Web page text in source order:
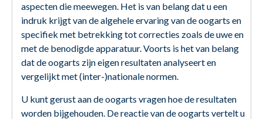
aspecten die meewegen. Het is van belang dat u een
indruk krijgt van de algehele ervaring van de oogarts en
specifiek met betrekking tot correcties zoals de uwe en
met de benodigde apparatuur. Voorts is het van belang
dat de oogarts zijn eigen resultaten analyseert en
vergelijkt met (inter-)nationale normen.
U kunt gerust aan de oogarts vragen hoe de resultaten
worden bijgehouden. De reactie van de oogarts vertelt u